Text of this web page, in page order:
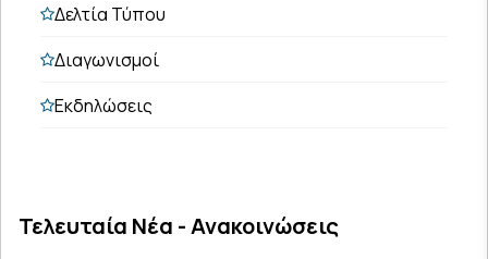
Δελτία Τύπου
Διαγωνισμοί
Εκδηλώσεις
Τελευταία Νέα - Ανακοινώσεις